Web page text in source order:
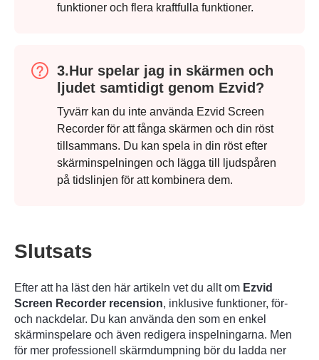
Steg 4.
funktioner och flera kraftfulla funktioner.
3.Hur spelar jag in skärmen och
ljudet samtidigt genom Ezvid?
Tyvärr kan du inte använda Ezvid Screen
Recorder för att fånga skärmen och din röst
tillsammans. Du kan spela in din röst efter
skärminspelningen och lägga till ljudspåren
på tidslinjen för att kombinera dem.
Slutsats
Efter att ha läst den här artikeln vet du allt om Ezvid
Screen Recorder recension, inklusive funktioner, för-
och nackdelar. Du kan använda den som en enkel
skärminspelare och även redigera inspelningarna. Men
för mer professionell skärmdumpning bör du ladda ner